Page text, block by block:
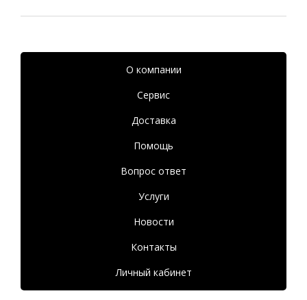
О компании
Сервис
Доставка
Помощь
Вопрос ответ
Услуги
Новости
Контакты
Личный кабинет